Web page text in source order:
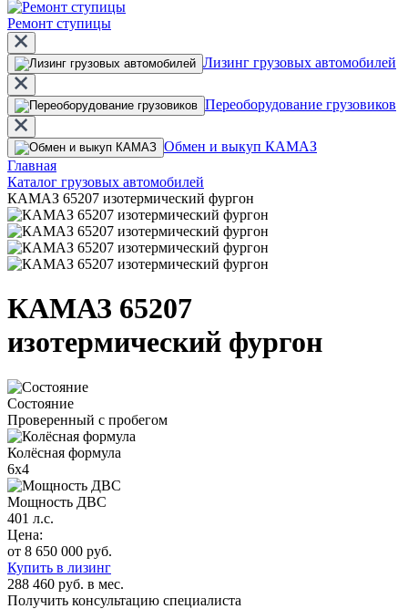
Ремонт ступицы
Лизинг грузовых автомобилей
Переоборудование грузовиков
Обмен и выкуп КАМАЗ
Главная
Каталог грузовых автомобилей
КАМАЗ 65207 изотермический фургон
КАМАЗ 65207
изотермический фургон
Состояние
Проверенный с пробегом
Колёсная формула
6х4
Мощность ДВС
401 л.с.
Цена:
от 8 650 000 руб.
Купить в лизинг
288 460 руб. в мес.
Получить консультацию специалиста